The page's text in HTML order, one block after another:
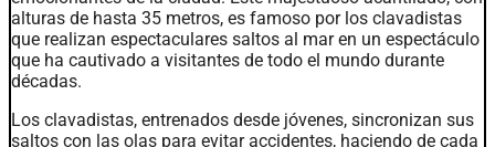
alturas de hasta 35 metros, es famoso por los clavadistas
que realizan espectaculares saltos al mar en un espectáculo
que ha cautivado a visitantes de todo el mundo durante
décadas.
Los clavadistas, entrenados desde jóvenes, sincronizan sus
saltos con las olas para evitar accidentes, haciendo de cada